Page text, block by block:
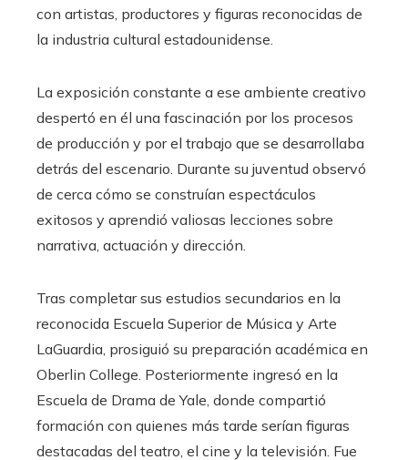
con artistas, productores y figuras reconocidas de
la industria cultural estadounidense.
La exposición constante a ese ambiente creativo
despertó en él una fascinación por los procesos
de producción y por el trabajo que se desarrollaba
detrás del escenario. Durante su juventud observó
de cerca cómo se construían espectáculos
exitosos y aprendió valiosas lecciones sobre
narrativa, actuación y dirección.
Tras completar sus estudios secundarios en la
reconocida Escuela Superior de Música y Arte
LaGuardia, prosiguió su preparación académica en
Oberlin College. Posteriormente ingresó en la
Escuela de Drama de Yale, donde compartió
formación con quienes más tarde serían figuras
destacadas del teatro, el cine y la televisión. Fue